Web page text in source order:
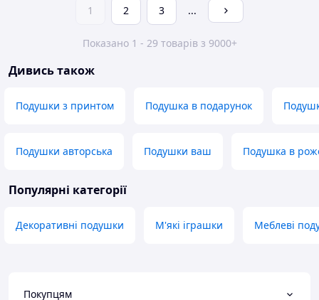
1 2 3 ...
Показано 1 - 29 товарів з 9000+
Дивись також
Подушки з принтом Подушка в подарунок
Подушки авторська Подушки ваш Подушка в
Популярні категорії
Декоративні подушки М'які іграшки Меблеві
Покупцям